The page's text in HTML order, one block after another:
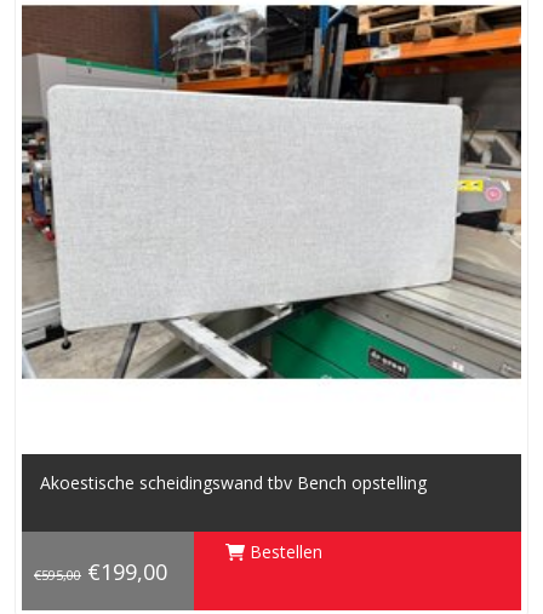
Akoestische scheidingswand tbv Bench opstelling
€595,00 €199,00
Bestellen